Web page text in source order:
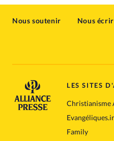
Nous soutenir Nous
LES SITES
Christianisme
Family